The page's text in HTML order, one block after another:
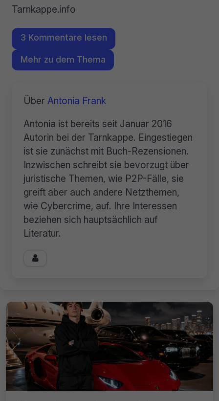
Tarnkappe.info
3 Kommentare lesen
Mehr zu dem Thema
Über Antonia Frank
Antonia ist bereits seit Januar 2016
Autorin bei der Tarnkappe. Eingestiegen
ist sie zunächst mit Buch-Rezensionen.
Inzwischen schreibt sie bevorzugt über
juristische Themen, wie P2P-Fälle, sie
greift aber auch andere Netzthemen,
wie Cybercrime, auf. Ihre Interessen
beziehen sich hauptsächlich auf
Literatur.
